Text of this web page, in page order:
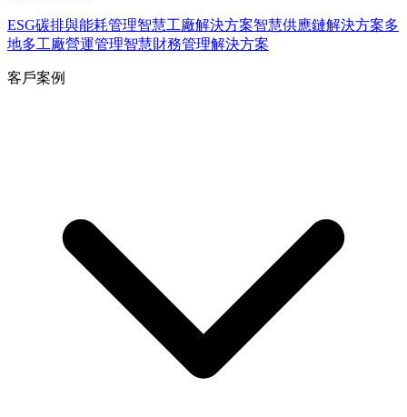
ESG碳排與能耗管理智慧工廠解決方案智慧供應鏈解決方案多
地多工廠營運管理智慧財務管理解決方案
客戶案例